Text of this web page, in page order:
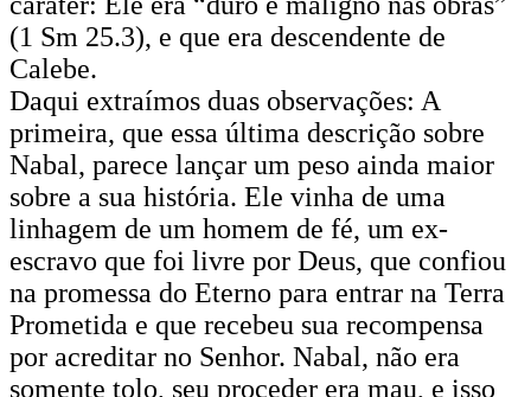
(1 Sm 25.3), e que era descendente de
Calebe.
Daqui extraímos duas observações: A
primeira, que essa última descrição sobre
Nabal, parece lançar um peso ainda maior
sobre a sua história. Ele vinha de uma
linhagem de um homem de fé, um ex-
escravo que foi livre por Deus, que confiou
na promessa do Eterno para entrar na Terra
Prometida e que recebeu sua recompensa
por acreditar no Senhor. Nabal, não era
somente tolo, seu proceder era mau, e isso